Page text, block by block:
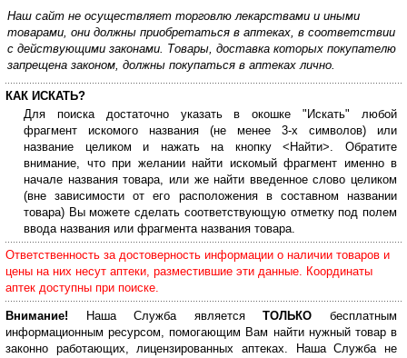
Наш сайт не осуществляет торговлю лекарствами и иными
товарами, они должны приобретаться в аптеках, в соответствии
с действующими законами. Товары, доставка которых покупателю
запрещена законом, должны покупаться в аптеках лично.
КАК ИСКАТЬ?
Для поиска достаточно указать в окошке "Искать" любой
фрагмент искомого названия (не менее 3-х символов) или
название целиком и нажать на кнопку <Найти>. Обратите
внимание, что при желании найти искомый фрагмент именно в
начале названия товара, или же найти введенное слово целиком
(вне зависимости от его расположения в составном названии
товара) Вы можете сделать соответствующую отметку под полем
ввода названия или фрагмента названия товара.
Ответственность за достоверность информации о наличии товаров и
цены на них несут аптеки, разместившие эти данные. Координаты
аптек доступны при поиске.
Внимание! Наша Служба являетсяТОЛЬКО бесплатным
информационным ресурсом, помогающим Вам найти нужный товар в
законно работающих, лицензированных аптеках. Наша Служба не